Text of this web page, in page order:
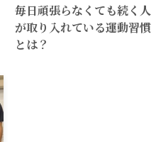
毎日頑張らなくても続く人
が取り入れている運動習慣
とは？